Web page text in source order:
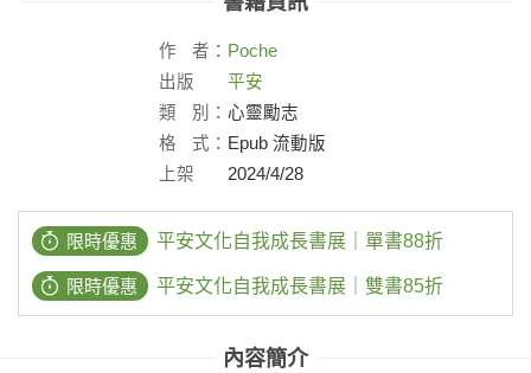
作 者： Poche
出版
社：
平安
類
別： 心靈勵志
格
式： Epub 流動版
上架
2024/4/28
限時優惠 平安文化自我成長書展｜單書88折
限時優惠 平安文化自我成長書展｜雙書85折
內容簡介